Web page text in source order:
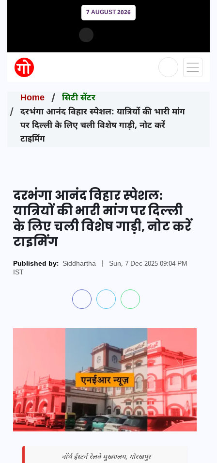
7 AUGUST 2026
Home
सिटी सेंटर
दरभंगा आनंद विहार स्पेशल: यात्रियों की भारी मांग
पर दिल्ली के लिए चली विशेष गाड़ी, नोट करें
टाइमिंग
दरभंगा आनंद विहार स्पेशल:
यात्रियों की भारी मांग पर दिल्ली
के लिए चली विशेष गाड़ी, नोट करें
टाइमिंग
Published by: Siddhartha
Sun, 7 Dec 2025 09:04 PM
IST
नॉर्थ ईस्टर्न रेलवे मुख्यालय, गोरखपुर